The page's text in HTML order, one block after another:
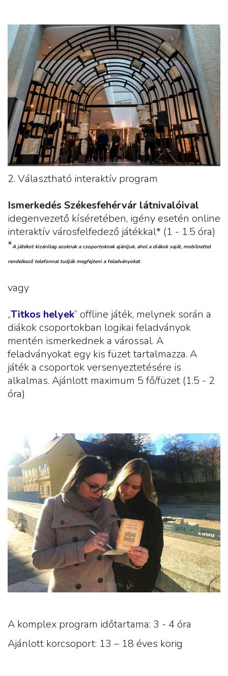
2. Választható interaktív program
Ismerkedés Székesfehérvár látnivalóival
idegenvezető kíséretében, igény esetén online
interaktív városfelfedező játékkal* (1 - 1.5 óra)
*A játékot kizárólag azoknak a csoportoknak ajánljuk, ahol a diákok saját, mobilnettel
rendelkező telefonnal tudják megfejteni a feladványokat.
vagy
„Titkos helyek” offline játék, melynek során a
diákok csoportokban logikai feladványok
mentén ismerkednek a várossal. A
feladványokat egy kis füzet tartalmazza. A
játék a csoportok versenyeztetésére is
alkalmas. Ajánlott maximum 5 fő/füzet (1.5 - 2
óra)
A komplex program időtartama: 3 - 4 óra
Ajánlott korcsoport: 13 – 18 éves korig